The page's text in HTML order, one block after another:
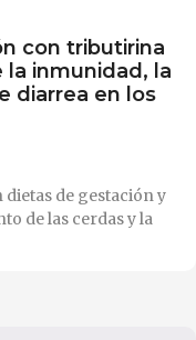
con tributirina
la inmunidad, la
diarrea en los
de gestación y
de las cerdas y la